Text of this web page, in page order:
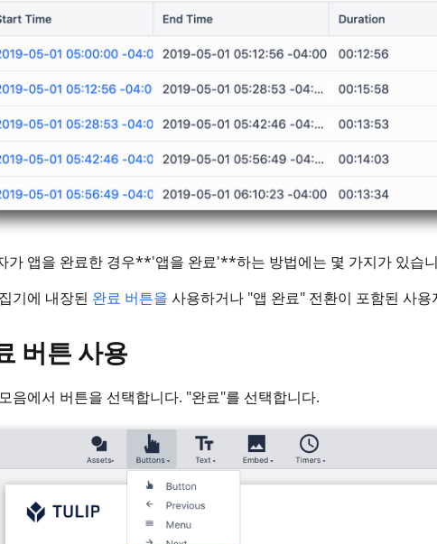
가 앱을 완료한 경우**'앱을 완료'**하는 방법에는 몇 가지가 있습
기에 내장된 완료 버튼을 사용하거나 "앱 완료" 전환이 포함된 사
버튼 사용
음에서 버튼을 선택합니다. "완료"를 선택합니다.